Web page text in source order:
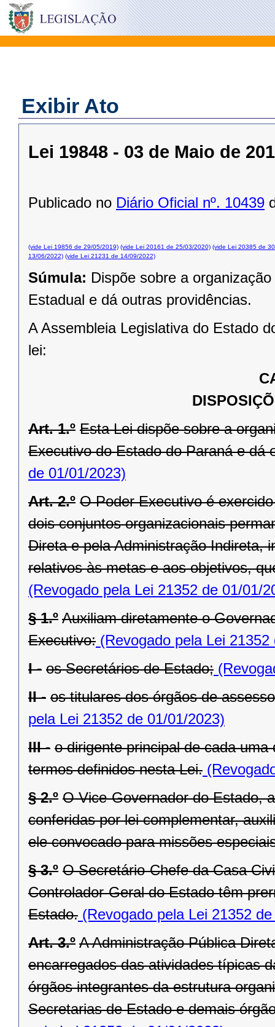
Exibir Ato
Lei 19848 - 03 de Maio de
Publicado no Diário Oficial nº. 10439
(vide Lei 19856 de 29/05/2019) (vide Lei 20161 de 25/03/2020) (vide Lei 20385 de
13/06/2022) (vide Lei 21231 de 14/09/2022)
Súmula: Dispõe sobre a
Estadual e dá outras providências.
A Assembleia Legislativa do Estado
lei:
Art. 1.º Esta Lei dispõe sobre a
Executivo do Estado do Paraná e dá
de 01/01/2023)
Art. 2.º O Poder Executivo é
dois conjuntos organizacionais
Direta e pela Administração Indireta,
relativos às metas e aos objetivos,
(Revogado pela Lei 21352 de 01/01/
§ 1.º Auxiliam diretamente o
Executivo: (Revogado pela Lei
I - os Secretários de Estado;
II - os titulares dos órgãos de
pela Lei 21352 de 01/01/2023)
III - o dirigente principal de cada
termos definidos nesta Lei.
§ 2.º O Vice-Governador do Estado,
conferidas por lei complementar,
ele convocado para missões
§ 3.º O Secretário-Chefe da Casa
Controlador-Geral do Estado têm
Estado. (Revogado pela Lei 21352
Art. 3.º A Administração Pública
encarregados das atividades típicas
órgãos integrantes da estrutura
Secretarias de Estado e demais